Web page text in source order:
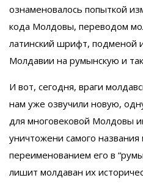
ознаменовалось попыткой
кода Молдовы, переводом
латинский шрифт, подменой
Молдавии на румынскую и
И вот, сегодня, враги
нам уже озвучили новую,
для многовековой Молдовы
уничтожени самого названия
переименованием его в
лишит молдаван их